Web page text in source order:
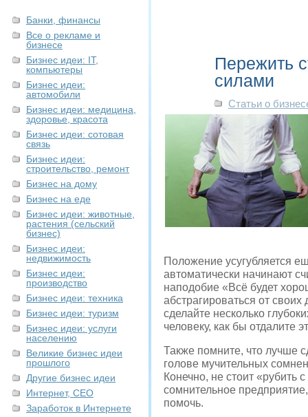
Банки, финансы
Все о рекламе и
бизнесе
Бизнес идеи: IT,
компьютеры
Бизнес идеи:
автомобили
Бизнес идеи: медицина,
здоровье, красота
Бизнес идеи: сотовая
связь
Бизнес идеи:
строительство, ремонт
Бизнес на дому
Бизнес на еде
Бизнес идеи: животные,
растения (сельский
бизнес)
Бизнес идеи:
недвижимость
Бизнес идеи:
производство
Бизнес идеи: техника
Бизнес идеи: туризм
Бизнес идеи: услуги
населению
Великие бизнес идеи
прошлого
Другие бизнес идеи
Интернет, СЕО
Заработок в Интернете
Пережить
силами
Статьи о
Положение усугубляется
автоматически начинают
наподобие «Всё будет
абстрагироваться от
сделайте несколько
человеку, как бы отдалите
Также помните, что лучше
голове мучительных
Конечно, не стоит «рубить
сомнительное
помочь.